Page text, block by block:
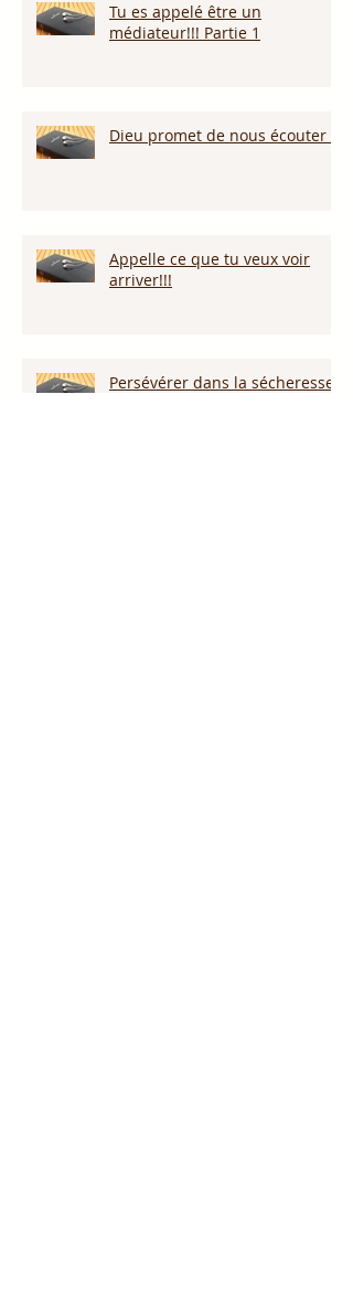
Tu es appelé être un
médiateur!!! Partie 1
Dieu promet de nous écouter !
Appelle ce que tu veux voir
arriver!!!
Persévérer dans la sécheresse :